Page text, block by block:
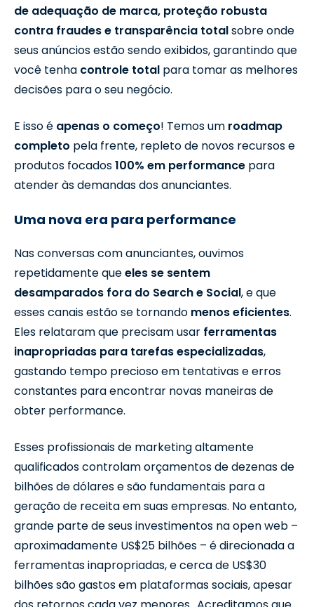
de adequação de marca, proteção robusta
contra fraudes e transparência totalsobre onde
seus anúncios estão sendo exibidos, garantindo que
você tenha controle total para tomar as melhores
decisões para o seu negócio.
E isso é apenas o começo! Temos um roadmap
completo pela frente, repleto de novos recursos e
produtos focados100% em performance para
atender às demandas dos anunciantes.
Uma nova era para performance
Nas conversas com anunciantes, ouvimos
repetidamente queeles se sentem
desamparados fora do Search e Social, e que
esses canais estão se tornando menos eficientes.
Eles relataram que precisam usar ferramentas
inapropriadas para tarefas especializadas,
gastando tempo precioso em tentativas e erros
constantes para encontrar novas maneiras de
obter performance.
Esses profissionais de marketing altamente
qualificados controlam orçamentos de dezenas de
bilhões de dólares e são fundamentais para a
geração de receita em suas empresas. No entanto,
grande parte de seus investimentos na open web –
aproximadamente US$25 bilhões – é direcionada a
ferramentas inapropriadas, e cerca de US$30
bilhões são gastos em plataformas sociais, apesar